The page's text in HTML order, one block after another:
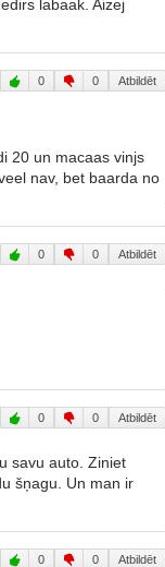
labaak. Aizej
0 0 Atbildēt
20 un macaas vinjs
nav, bet baarda no
0 0 Atbildēt
0 0 Atbildēt
savu auto. Ziniet
šņagu. Un man ir
0 0 Atbildēt